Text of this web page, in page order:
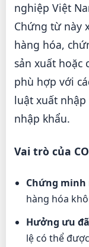
nghiệp Việt
Chứng từ này
hàng hóa,
sản xuất hoặc
phù hợp với
luật xuất nhập
nhập khẩu.
Vai trò của
Chứng minh
hàng hóa
Hưởng ưu
lệ có thể